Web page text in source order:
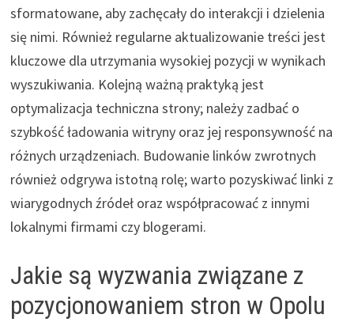
sformatowane, aby zachęcały do interakcji i dzielenia
się nimi. Również regularne aktualizowanie treści jest
kluczowe dla utrzymania wysokiej pozycji w wynikach
wyszukiwania. Kolejną ważną praktyką jest
optymalizacja techniczna strony; należy zadbać o
szybkość ładowania witryny oraz jej responsywność na
różnych urządzeniach. Budowanie linków zwrotnych
również odgrywa istotną rolę; warto pozyskiwać linki z
wiarygodnych źródeł oraz współpracować z innymi
lokalnymi firmami czy blogerami.
Jakie są wyzwania związane z
pozycjonowaniem stron w Opolu